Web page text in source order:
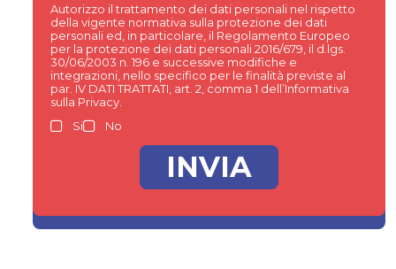
Autorizzo il trattamento dei dati personali nel rispetto
della vigente normativa sulla protezione dei dati
personali ed, in particolare, il Regolamento Europeo
per la protezione dei dati personali 2016/679, il d.lgs.
30/06/2003 n. 196 e successive modifiche e
integrazioni, nello specifico per le finalità previste al
par. IV DATI TRATTATI, art. 2, comma 1 dell’Informativa
sulla Privacy.
Si
No